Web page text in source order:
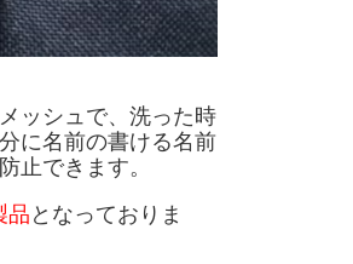
ッシュで、洗った時
に名前の書ける名前
止できます。
品 となっておりま